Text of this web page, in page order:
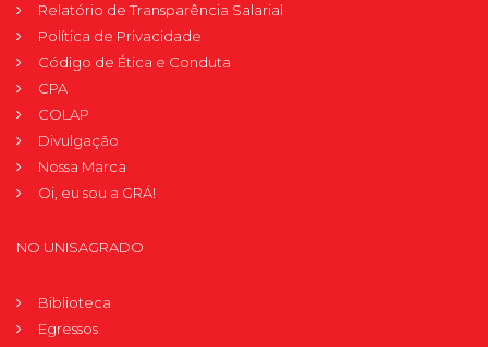
Relatório de Transparência Salarial
Política de Privacidade
Código de Ética e Conduta
CPA
COLAP
Divulgação
Nossa Marca
Oi, eu sou a GRÁ!
NO UNISAGRADO
Biblioteca
Egressos